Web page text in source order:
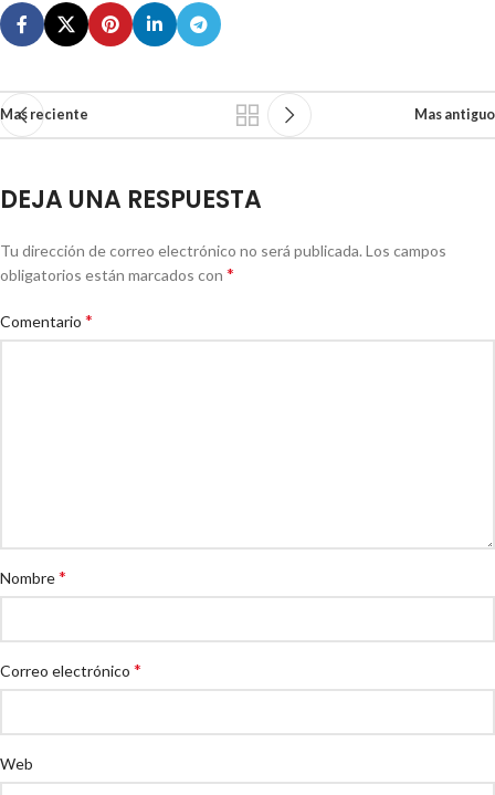
Mas reciente Mas antiguo
DEJA UNA RESPUESTA
Tu dirección de correo electrónico no será publicada. Los campos
obligatorios están marcados con *
Comentario *
Nombre*
Correo electrónico *
Web